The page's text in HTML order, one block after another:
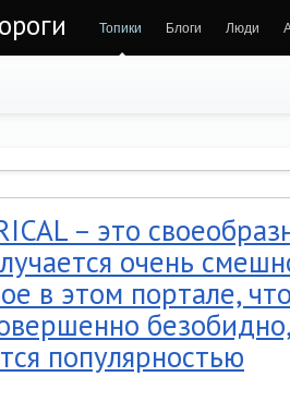
Топики Блоги Люди
– это
очень
в этом портале,
популярностью